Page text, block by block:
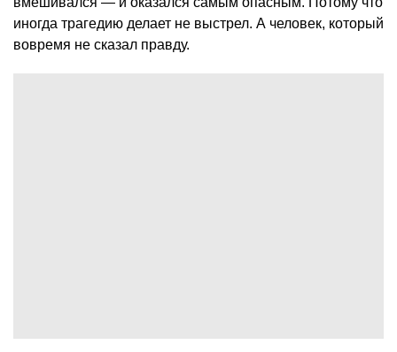
иногда трагедию делает не выстрел. А человек, который
вовремя не сказал правду.